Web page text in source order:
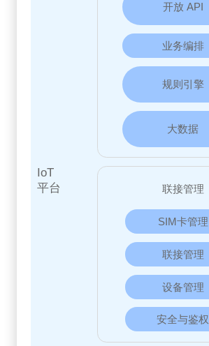
IoT
平台
开放 API
业务编排
规则引擎
大数据
联接管理
SIM卡管理
联接管理
设备管理
安全与鉴权